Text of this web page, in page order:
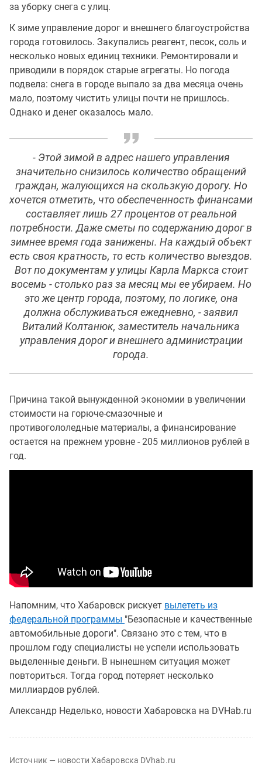
за уборку снега с улиц.
К зиме управление дорог и внешнего благоустройства
города готовилось. Закупались реагент, песок, соль и
несколько новых единиц техники. Ремонтировали и
приводили в порядок старые агрегаты. Но погода
подвела: снега в городе выпало за два месяца очень
мало, поэтому чистить улицы почти не пришлось.
Однако и денег оказалось мало.
- Этой зимой в адрес нашего управления
значительно снизилось количество обращений
граждан, жалующихся на скользкую дорогу. Но
хочется отметить, что обеспеченность финансами
составляет лишь 27 процентов от реальной
потребности. Даже сметы по содержанию дорог в
зимнее время года занижены. На каждый объект
есть своя кратность, то есть количество выездов.
Вот по документам у улицы Карла Маркса стоит
восемь - столько раз за месяц мы ее убираем. Но
это же центр города, поэтому, по логике, она
должна обслуживаться ежедневно, - заявил
Виталий Колтанюк, заместитель начальника
управления дорог и внешнего администрации
города.
Причина такой вынужденной экономии в увеличении
стоимости на горюче-смазочные и
противогололедные материалы, а финансирование
остается на прежнем уровне - 205 миллионов рублей в
год.
Напомним, что Хабаровск рискует вылететь из
федеральной программы "Безопасные и качественные
автомобильные дороги". Связано это с тем, что в
прошлом году специалисты не успели использовать
выделенные деньги. В нынешнем ситуация может
повториться. Тогда город потеряет несколько
миллиардов рублей.
Александр Неделько, новости Хабаровска на DVHab.ru
Источник — новости Хабаровска DVhab.ru